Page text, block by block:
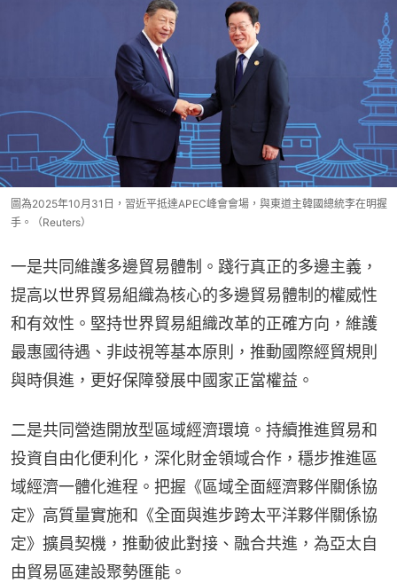
圖為2025年10月31日，習近平抵達APEC峰會會場，與東道主韓國總統李在明握
手。（Reuters）
一是共同維護多邊貿易體制。踐行真正的多邊主義，
提高以世界貿易組織為核心的多邊貿易體制的權威性
和有效性。堅持世界貿易組織改革的正確方向，維護
最惠國待遇、非歧視等基本原則，推動國際經貿規則
與時俱進，更好保障發展中國家正當權益。
二是共同營造開放型區域經濟環境。持續推進貿易和
投資自由化便利化，深化財金領域合作，穩步推進區
域經濟一體化進程。把握《區域全面經濟夥伴關係協
定》高質量實施和《全面與進步跨太平洋夥伴關係協
定》擴員契機，推動彼此對接、融合共進，為亞太自
由貿易區建設聚勢匯能。